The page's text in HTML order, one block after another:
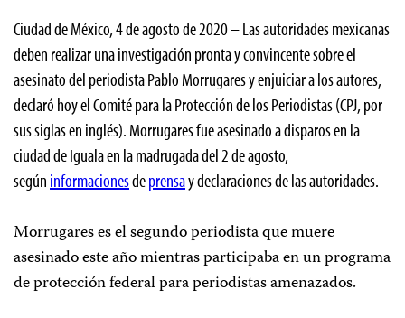
Ciudad de México, 4 de agosto de 2020 – Las autoridades mexicanas
deben realizar una investigación pronta y convincente sobre el
asesinato del periodista Pablo Morrugares y enjuiciar a los autores,
declaró hoy el Comité para la Protección de los Periodistas (CPJ, por
sus siglas en inglés). Morrugares fue asesinado a disparos en la
ciudad de Iguala en la madrugada del 2 de agosto,
según informacionesdeprensay declaraciones de las autoridades.
Morrugares es el segundo periodista que muere
asesinado este año mientras participaba en un programa
de protección federal para periodistas amenazados.